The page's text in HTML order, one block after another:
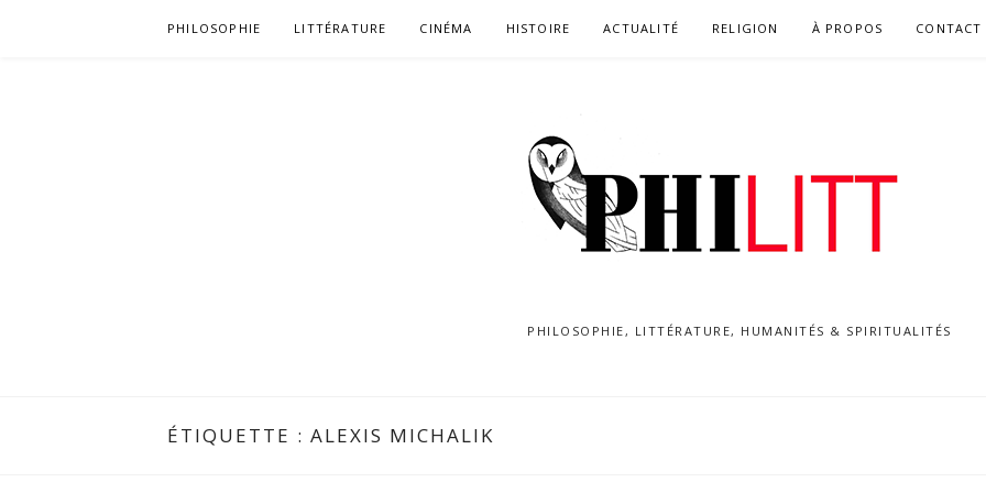
PHILOSOPHIE LITTÉRATURE CINÉMA HISTOIRE ACTUALITÉ RELIGION À PROPOS CONTACT
PHILOSOPHIE, LITTÉRATURE, HUMANITÉS & SPIRITUALITÉS
ÉTIQUETTE : ALEXIS MICHALIK